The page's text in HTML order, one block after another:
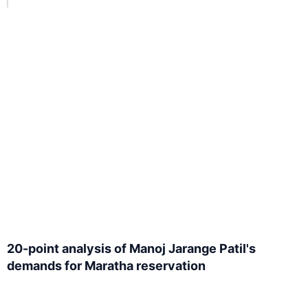
20-point analysis of Manoj Jarange Patil's
demands for Maratha reservation